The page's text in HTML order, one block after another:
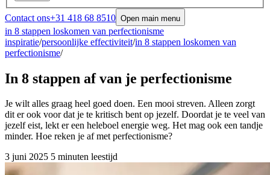
Contact ons+31 418 68 8510 Open main menu
in 8 stappen loskomen van perfectionisme
inspiratie/persoonlijke effectiviteit/in 8 stappen loskomen van
perfectionisme/
In 8 stappen af van je perfectionisme
Je wilt alles graag heel goed doen. Een mooi streven. Alleen zorgt
dit er ook voor dat je te kritisch bent op jezelf. Doordat je te veel van
jezelf eist, lekt er een heleboel energie weg. Het mag ook een tandje
minder. Hoe reken je af met perfectionisme?
3 juni 2025 5 minuten leestijd